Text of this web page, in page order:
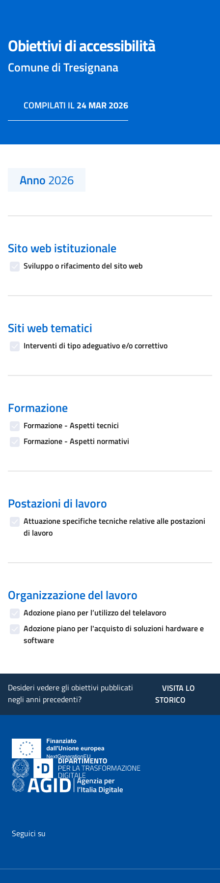
Obiettivi di accessibilità
Comune di Tresignana
COMPILATI IL24 MAR 2026
Anno2026
Sito web istituzionale
Sviluppo o rifacimento del sito web
Siti web tematici
Interventi di tipo adeguativo e/o correttivo
Formazione
Formazione - Aspetti tecnici
Formazione - Aspetti normativi
Postazioni di lavoro
Attuazione specifiche tecniche relative alle postazioni
di lavoro
Organizzazione del lavoro
Adozione piano per l’utilizzo del telelavoro
Adozione piano per l'acquisto di soluzioni hardware e
software
Desideri vedere gli obiettivi pubblicati
negli anni precedenti?
VISITA LO
STORICO
Seguici su